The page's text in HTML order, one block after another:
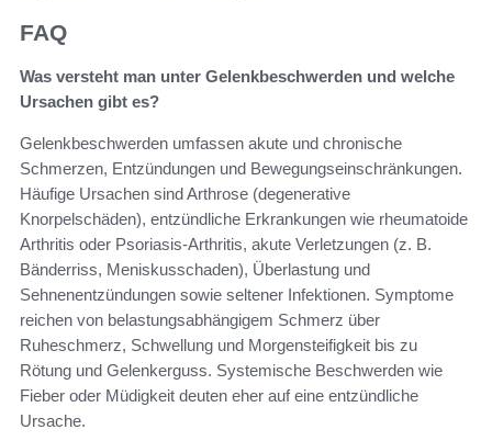
FAQ
Was versteht man unter Gelenkbeschwerden und welche
Ursachen gibt es?
Gelenkbeschwerden umfassen akute und chronische
Schmerzen, Entzündungen und Bewegungs­einschränkungen.
Häufige Ursachen sind Arthrose (degenerative
Knorpelschäden), entzündliche Erkrankungen wie rheumatoide
Arthritis oder Psoriasis-Arthritis, akute Verletzungen (z. B.
Bänderriss, Meniskusschaden), Überlastung und
Sehnenentzündungen sowie seltener Infektionen. Symptome
reichen von belastungsabhängigem Schmerz über
Ruheschmerz, Schwellung und Morgensteifigkeit bis zu
Rötung und Gelenkerguss. Systemische Beschwerden wie
Fieber oder Müdigkeit deuten eher auf eine entzündliche
Ursache.